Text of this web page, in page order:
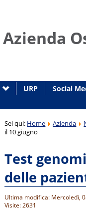
Azienda
URP Social
Sei qui: Home Azienda
il 10 giugno
Test
delle
Ultima modifica: Mercoledì,
Visite: 2631